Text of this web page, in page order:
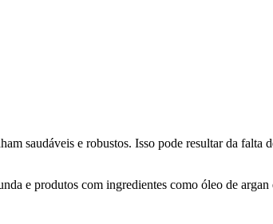
saudáveis e robustos. Isso pode resultar da falta
e produtos com ingredientes como óleo de